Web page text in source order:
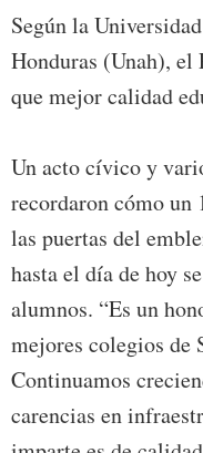
Según la
Honduras (Unah), el
que mejor calidad
Un acto cívico y
recordaron cómo un
las puertas del
hasta el día de hoy
alumnos. “Es un
mejores colegios de
Continuamos
carencias en